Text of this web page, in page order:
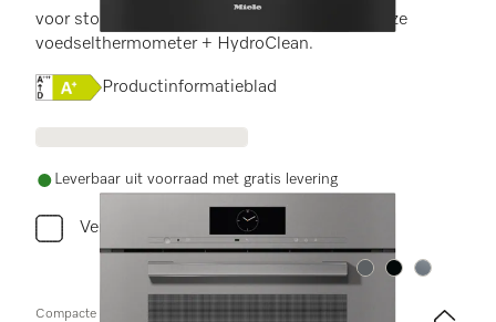
voor stoomkoken, bakken, braden met draadloze
voedselthermometer + HydroClean.
Online Label Flag, Energielabel
Productinformatieblad
Leverbaar uit voorraad met gratis levering
Vergelijken
Kleur:Kleur:Kleur:
Compacte combi-stoomoven